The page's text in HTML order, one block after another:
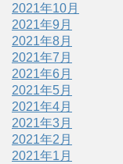
2021年10月
2021年9月
2021年8月
2021年7月
2021年6月
2021年5月
2021年4月
2021年3月
2021年2月
2021年1月